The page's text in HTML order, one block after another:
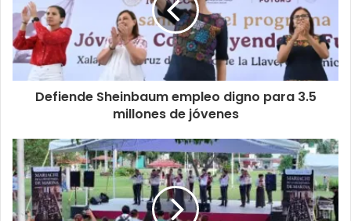
Defiende Sheinbaum empleo digno para 3.5
millones de jóvenes